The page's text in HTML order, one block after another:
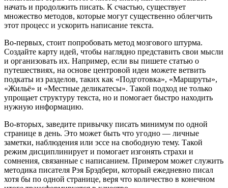
начать и продолжить писать. К счастью, существует
множество методов, которые могут существенно облегчить
этот процесс и ускорить написание текста.
Во-первых, стоит попробовать метод мозгового штурма.
Создайте карту идей, чтобы наглядно представить свои мысли
и организовать их. Например, если вы пишете статью о
путешествиях, на основе центровой идеи можете ветвить
подкаты из разделов, таких как «Подготовка», «Маршруты»,
«Жильё» и «Местные деликатесы». Такой подход не только
упрощает структуру текста, но и помогает быстро находить
нужную информацию.
Во-вторых, заведите привычку писать минимум по одной
странице в день. Это может быть что угодно — личные
заметки, наблюдения или эссе на свободную тему. Такой
режим дисциплинирует и помогает изгонять страхи и
сомнения, связанные с написанием. Примером может служить
методика писателя Рэя Брэдбери, который ежедневно писал
хотя бы по одной странице, веря что количество в конечном